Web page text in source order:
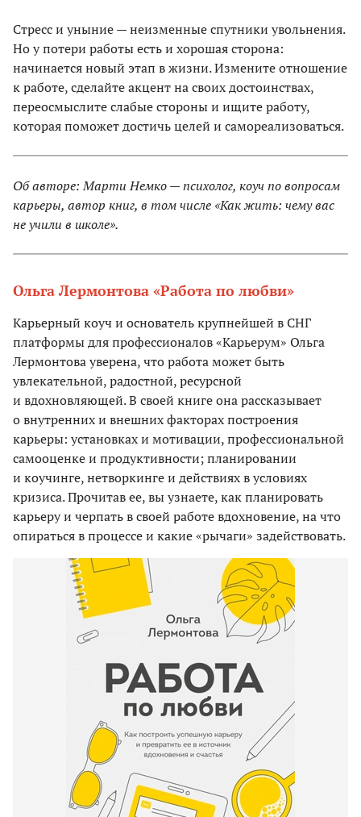
Стресс и уныние — неизменные спутники увольнения.
Но у потери работы есть и хорошая сторона:
начинается новый этап в жизни. Измените отношение
к работе, сделайте акцент на своих достоинствах,
переосмыслите слабые стороны и ищите работу,
которая поможет достичь целей и самореализоваться.
Об авторе: Марти Немко — психолог, коуч по вопросам
карьеры, автор книг, в том числе «Как жить: чему вас
не учили в школе».
Ольга Лермонтова «Работа по любви»
Карьерный коуч и основатель крупнейшей в СНГ
платформы для профессионалов «Карьерум» Ольга
Лермонтова уверена, что работа может быть
увлекательной, радостной, ресурсной
и вдохновляющей. В своей книге она рассказывает
о внутренних и внешних факторах построения
карьеры: установках и мотивации, профессиональной
самооценке и продуктивности; планировании
и коучинге, нетворкинге и действиях в условиях
кризиса. Прочитав ее, вы узнаете, как планировать
карьеру и черпать в своей работе вдохновение, на что
опираться в процессе и какие «рычаги» задействовать.